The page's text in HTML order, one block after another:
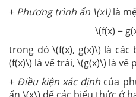
+ Phương trình ẩn \(x\)là
\(f(x) =
trong đó \(f(x), g(x)\) là
(f(x)\) là vế trái, \(g(x)\) là
+ Điều kiện xác định của